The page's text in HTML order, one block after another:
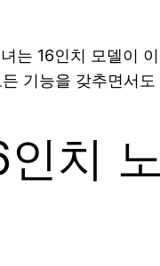
는 16인치 모델이
기능을 갖추면서
치